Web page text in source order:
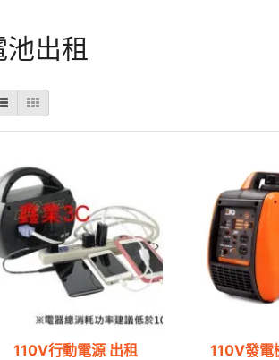
池出租
110V行動電源 出租 110V發電